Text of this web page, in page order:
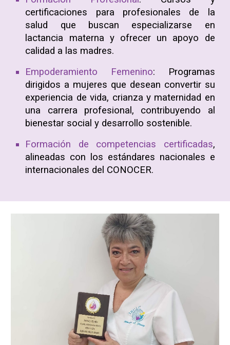
certificaciones para profesionales de la
salud que buscan especializarse en
lactancia materna y ofrecer un apoyo de
calidad a las madres.
Empoderamiento Femenino: Programas
dirigidos a mujeres que desean convertir su
experiencia de vida, crianza y maternidad en
una carrera profesional, contribuyendo al
bienestar social y desarrollo sostenible.
Formación de competencias certificadas,
alineadas con los estándares nacionales e
internacionales del CONOCER.